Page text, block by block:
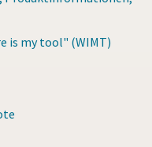
is my tool" (WIMT)